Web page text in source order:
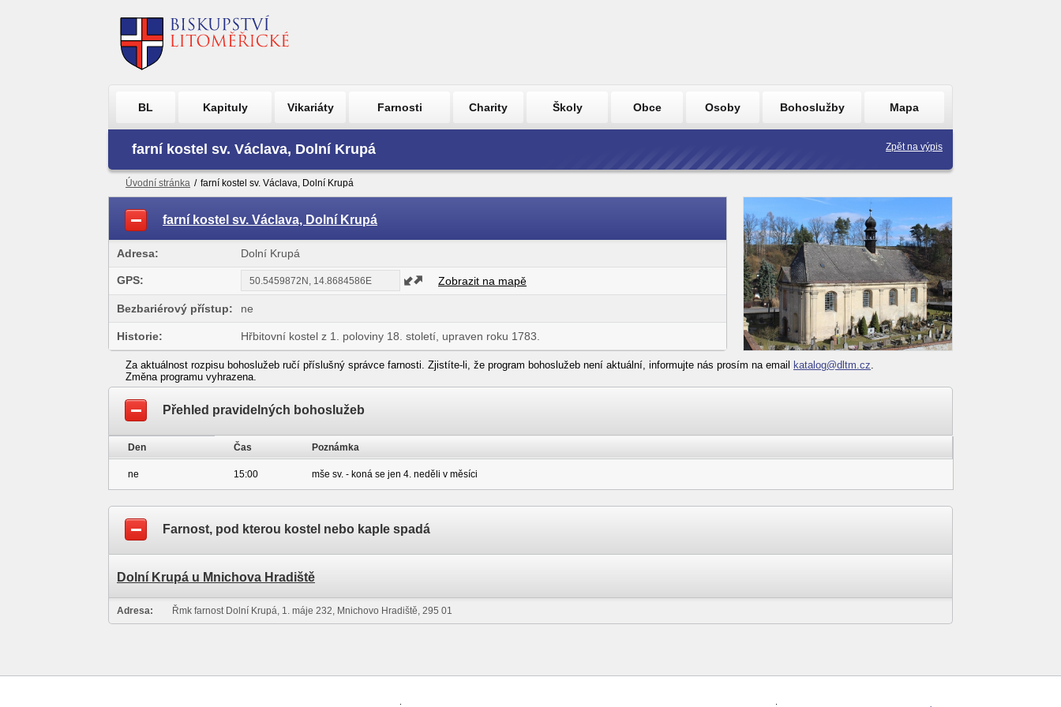
BL Kapituly Vikariáty Farnosti Charity Školy Obce Osoby Bohoslužby Mapa
farní kostel sv. Václava, Dolní Krupá Zpět na výpis
Úvodní stránka / farní kostel sv. Václava, Dolní Krupá
farní kostel sv. Václava, Dolní Krupá
Adresa: Dolní Krupá
GPS: Zobrazit na mapě
Bezbariérový přístup: ne
Historie: Hřbitovní kostel z 1. poloviny 18. století, upraven roku 1783.
Za aktuálnost rozpisu bohoslužeb ručí příslušný správce farnosti. Zjistíte-li, že program bohoslužeb není aktuální, informujte nás prosím na email katalog@dltm.cz.
Změna programu vyhrazena.
Přehled pravidelných bohoslužeb
Den Čas Poznámka
ne 15:00 mše sv. - koná se jen 4. neděli v měsíci
Farnost, pod kterou kostel nebo kaple spadá
Dolní Krupá u Mnichova Hradiště
Adresa: Řmk farnost Dolní Krupá, 1. máje 232, Mnichovo Hradiště, 295 01